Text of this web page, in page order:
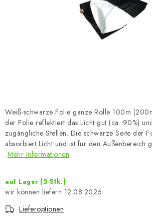
Kaufberatung AGB
Datenschutzerklärung Impressum
Weiß-schwarze Folie ganze Rolle 100m
der Folie reflektiert das Licht gut (ca. 90%)
zugängliche Stellen. Die schwarze Seite der
absorbiert Licht und ist für den Außenbereich
Mehr Informationen
auf Lager (5 Stk.)
12.08.2026
Lieferoptionen